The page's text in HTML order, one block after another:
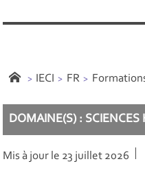
IECI FR
DOMAINE(S) : SCIENCES
Mis à jour le 23 juillet 2026